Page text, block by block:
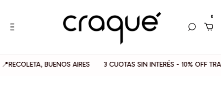
0
BUENOS AIRES 3 CUOTAS SIN INTERÉS - 10% OFF